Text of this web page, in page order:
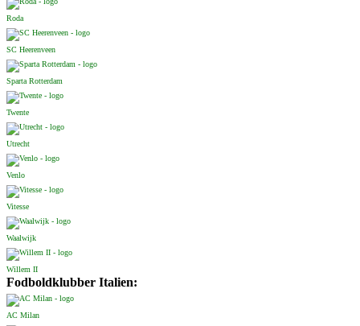
Roda
SC Heerenveen
Sparta Rotterdam
Twente
Utrecht
Venlo
Vitesse
Waalwijk
Willem II
Fodboldklubber Italien:
AC Milan